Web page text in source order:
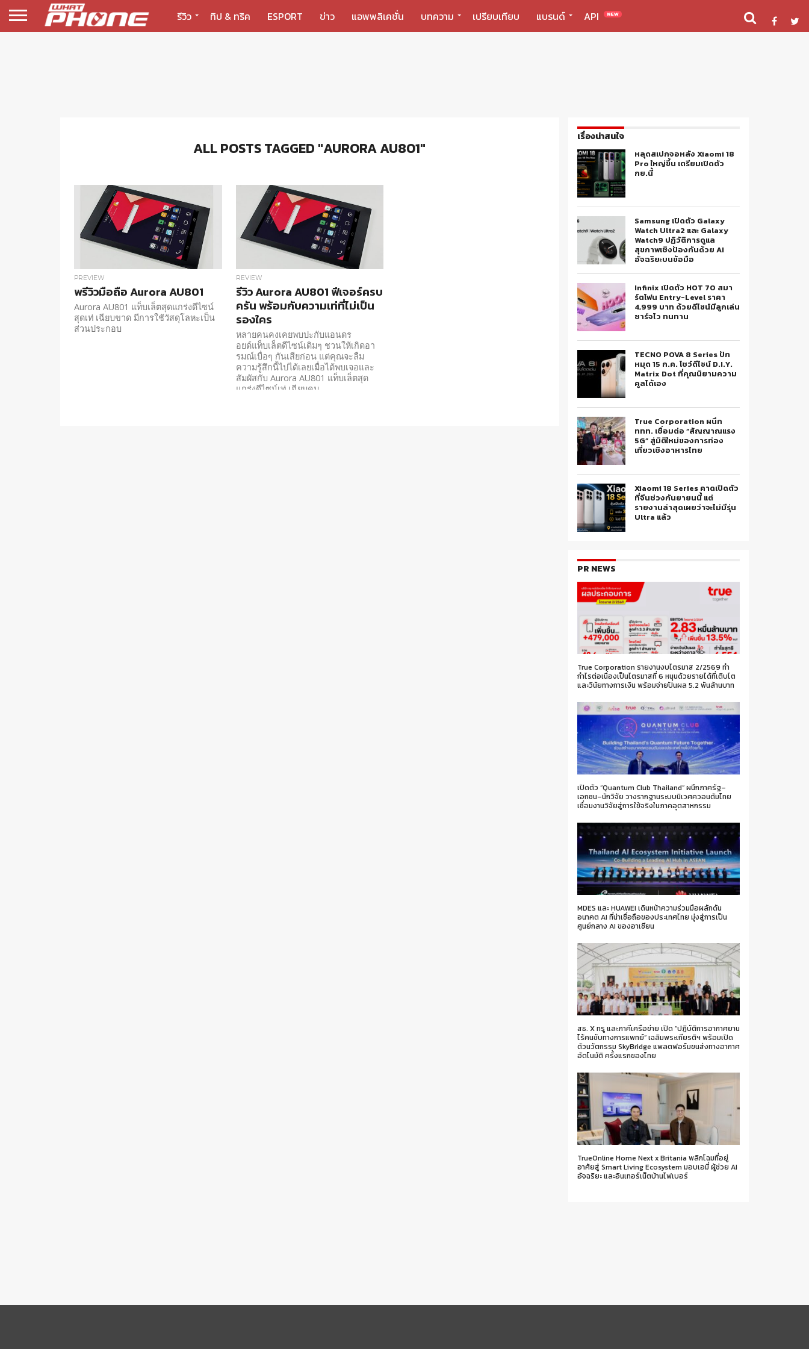
รีวิว ทิป & ทริค ESPORT ข่าว แอพพลิเคชั่น บทความ เปรียบเทียบ แบรนด์ API NEW
ALL POSTS TAGGED "AURORA AU801"
PREVIEW
พรีวิวมือถือ Aurora AU801
Aurora AU801 แท็บเล็ตสุดแกร่งดีไซน์
สุดเท่ เฉียบขาด มีการใช้วัสดุโลหะเป็น
ส่วนประกอบ
REVIEW
รีวิว Aurora AU801 ฟีเจอร์ครบ
ครัน พร้อมกับความเท่ที่ไม่เป็น
รองใคร
หลายคนคงเคยพบปะกับแอนดร
อยด์แท็บเล็ตดีไซน์เดิมๆ ชวนให้เกิดอา
รมณ์เบื่อๆ กันเสียก่อน แต่คุณจะลืม
ความรู้สึกนี้ไปได้เลยเมื่อได้พบเจอและ
สัมผัสกับ Aurora AU801 แท็บเล็ตสุด
แกร่งดีไซน์เท่ เฉียบคม
เรื่องน่าสนใจ
หลุดสเปกจอหลัง Xiaomi 18
Pro ใหญ่ขึ้น เตรียมเปิดตัว
กย.นี้
Samsung เปิดตัว Galaxy
Watch Ultra2 และ Galaxy
Watch9 ปฏิวัติการดูแล
สุขภาพเชิงป้องกันด้วย AI
อัจฉริยะบนข้อมือ
Infinix เปิดตัว HOT 70 สมา
ร์ตโฟน Entry-Level ราคา
4,999 บาท ด้วยดีไซน์มีลูกเล่น
ชาร์จไว ทนทาน
TECNO POVA 8 Series ปัก
หมุด 15 ก.ค. โชว์ดีไซน์ D.I.Y.
Matrix Dot ที่คุณนิยามความ
คูลได้เอง
True Corporation ผนึก
ททท. เชื่อมต่อ “สัญญาณแรง
5G” สู่มิติใหม่ของการท่อง
เที่ยวเชิงอาหารไทย
Xiaomi 18 Series คาดเปิดตัว
ที่จีนช่วงกันยายนนี้ แต่
รายงานล่าสุดเผยว่าจะไม่มีรุ่น
Ultra แล้ว
PR NEWS
True Corporation รายงานงบไตรมาส 2/2569 ทำ
กำไรต่อเนื่องเป็นไตรมาสที่ 6 หนุนด้วยรายได้ที่เติบโต
และวินัยทางการเงิน พร้อมจ่ายปันผล 5.2 พันล้านบาท
เปิดตัว “Quantum Club Thailand” ผนึกภาครัฐ–
เอกชน–นักวิจัย วางรากฐานระบบนิเวศควอนตัมไทย
เชื่อมงานวิจัยสู่การใช้จริงในภาคอุตสาหกรรม
MDES และ HUAWEI เดินหน้าความร่วมมือผลักดัน
อนาคต AI ที่น่าเชื่อถือของประเทศไทย มุ่งสู่การเป็น
ศูนย์กลาง AI ของอาเซียน
สธ. X ทรู และภาคีเครือข่าย เปิด “ปฏิบัติการอากาศยาน
ไร้คนขับทางการแพทย์” เฉลิมพระเกียรติฯ พร้อมเปิด
ตัวนวัตกรรม SkyBridge แพลตฟอร์มขนส่งทางอากาศ
อัตโนมัติ ครั้งแรกของไทย
TrueOnline Home Next x Britania พลิกโฉมที่อยู่
อาศัยสู่ Smart Living Ecosystem มอบเอมี่ ผู้ช่วย AI
อัจฉริยะ และอินเทอร์เน็ตบ้านไฟเบอร์